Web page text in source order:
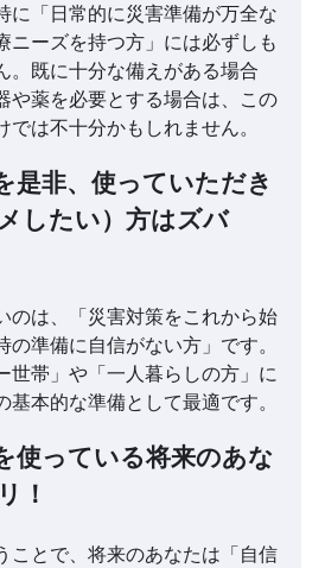
に「日常的に災害準備が万全な
ニーズを持つ方」には必ずしも
。既に十分な備えがある場合
や薬を必要とする場合は、この
は不十分かもしれません。
是非、使っていただき
したい）方はズバ
のは、「災害対策をこれから始
準備に自信がない方」です。
世帯」や「一人暮らしの方」に
基本的な準備として最適です。
使っている将来のあな
！
ことで、将来のあなたは「自信